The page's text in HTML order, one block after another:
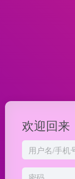
欢迎回来